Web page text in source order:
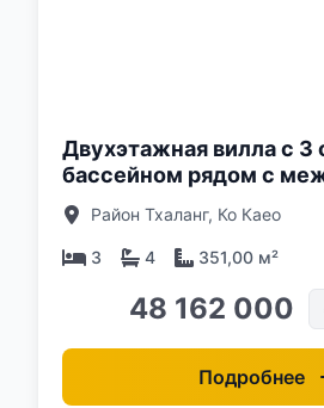
Двухэтажная вилла с 3
бассейном рядом с
школой BIS, Пхукет в
Zenithy La Ville
Район Тхаланг, Ко Каео
3 4 351,00 м²
48 162 000
Подробнее